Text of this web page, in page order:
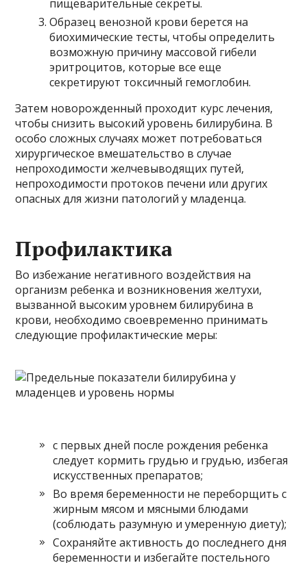
пищеварительные секреты.
Образец венозной крови берется на
биохимические тесты, чтобы определить
возможную причину массовой гибели
эритроцитов, которые все еще
секретируют токсичный гемоглобин.
Затем новорожденный проходит курс лечения,
чтобы снизить высокий уровень билирубина. В
особо сложных случаях может потребоваться
хирургическое вмешательство в случае
непроходимости желчевыводящих путей,
непроходимости протоков печени или других
опасных для жизни патологий у младенца.
Профилактика
Во избежание негативного воздействия на
организм ребенка и возникновения желтухи,
вызванной высоким уровнем билирубина в
крови, необходимо своевременно принимать
следующие профилактические меры:
с первых дней после рождения ребенка
следует кормить грудью и грудью, избегая
искусственных препаратов;
Во время беременности не переборщить с
жирным мясом и мясными блюдами
(соблюдать разумную и умеренную диету);
Сохраняйте активность до последнего дня
беременности и избегайте постельного